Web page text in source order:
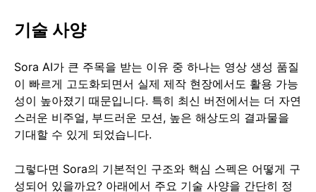
기술 사양
Sora AI가 큰 주목을 받는 이유 중 하나는 영상 생성 품질
이 빠르게 고도화되면서 실제 제작 현장에서도 활용 가능
성이 높아졌기 때문입니다. 특히 최신 버전에서는 더 자연
스러운 비주얼, 부드러운 모션, 높은 해상도의 결과물을
기대할 수 있게 되었습니다.
그렇다면 Sora의 기본적인 구조와 핵심 스펙은 어떻게 구
성되어 있을까요? 아래에서 주요 기술 사양을 간단히 정